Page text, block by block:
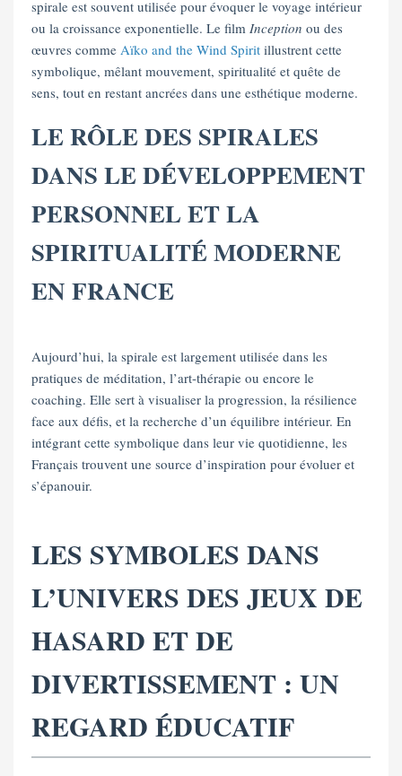
spirale est souvent utilisée pour évoquer le voyage intérieur
ou la croissance exponentielle. Le film Inception ou des
œuvres comme Aïko and the Wind Spirit illustrent cette
symbolique, mêlant mouvement, spiritualité et quête de
sens, tout en restant ancrées dans une esthétique moderne.
LE RÔLE DES SPIRALES
DANS LE DÉVELOPPEMENT
PERSONNEL ET LA
SPIRITUALITÉ MODERNE
EN FRANCE
Aujourd’hui, la spirale est largement utilisée dans les
pratiques de méditation, l’art-thérapie ou encore le
coaching. Elle sert à visualiser la progression, la résilience
face aux défis, et la recherche d’un équilibre intérieur. En
intégrant cette symbolique dans leur vie quotidienne, les
Français trouvent une source d’inspiration pour évoluer et
s’épanouir.
LES SYMBOLES DANS
L’UNIVERS DES JEUX DE
HASARD ET DE
DIVERTISSEMENT : UN
REGARD ÉDUCATIF